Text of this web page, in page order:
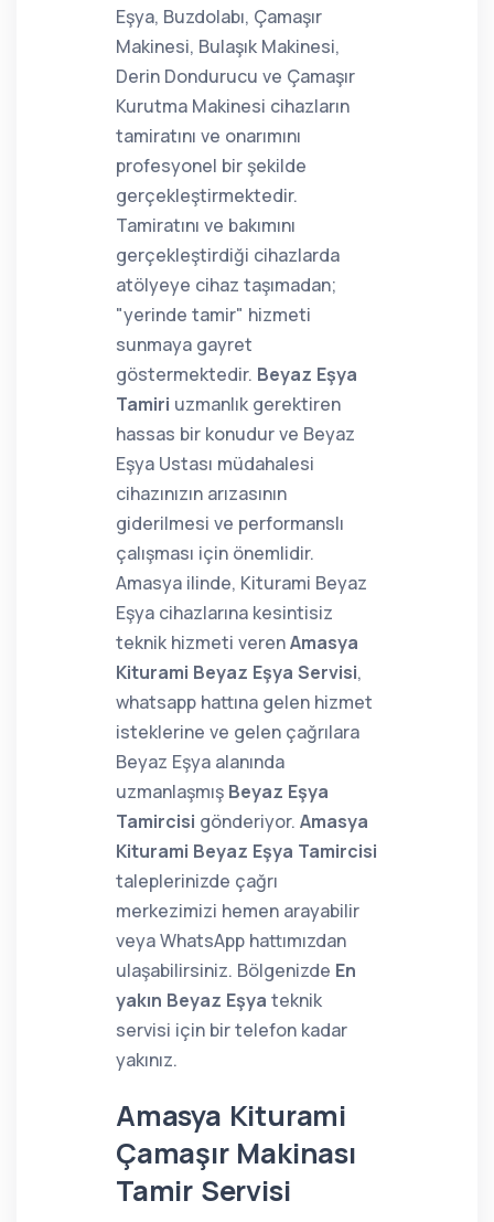
Eşya, Buzdolabı, Çamaşır
Makinesi, Bulaşık Makinesi,
Derin Dondurucu ve Çamaşır
Kurutma Makinesi cihazların
tamiratını ve onarımını
profesyonel bir şekilde
gerçekleştirmektedir.
Tamiratını ve bakımını
gerçekleştirdiği cihazlarda
atölyeye cihaz taşımadan;
"yerinde tamir" hizmeti
sunmaya gayret
göstermektedir. Beyaz Eşya
Tamiri uzmanlık gerektiren
hassas bir konudur ve Beyaz
Eşya Ustası müdahalesi
cihazınızın arızasının
giderilmesi ve performanslı
çalışması için önemlidir.
Amasya ilinde, Kiturami Beyaz
Eşya cihazlarına kesintisiz
teknik hizmeti verenAmasya
Kiturami Beyaz Eşya Servisi,
whatsapp hattına gelen hizmet
isteklerine ve gelen çağrılara
Beyaz Eşya alanında
uzmanlaşmış Beyaz Eşya
Tamircisi gönderiyor. Amasya
Kiturami Beyaz Eşya Tamircisi
taleplerinizde çağrı
merkezimizi hemen arayabilir
veya WhatsApp hattımızdan
ulaşabilirsiniz. Bölgenizde En
yakın Beyaz Eşya teknik
servisi için bir telefon kadar
yakınız.
Amasya Kiturami
Çamaşır Makinası
Tamir Servisi